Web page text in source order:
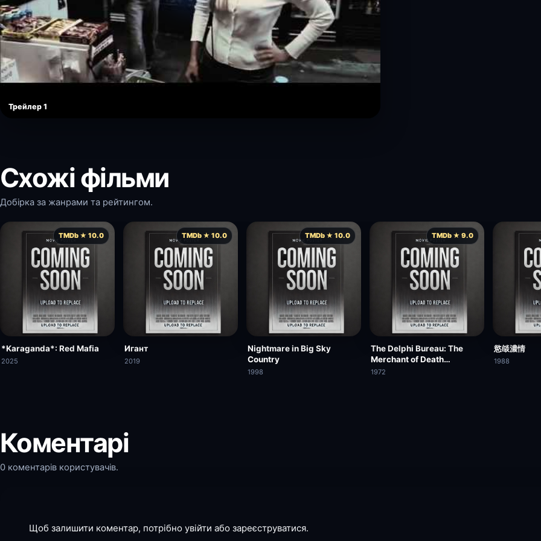
Трейлер 1
Схожі фільми
Добірка за жанрами та рейтингом.
TMDb ★ 10.0
*Karaganda*: Red Mafia
2025
TMDb ★ 10.0
Игант
2019
TMDb ★ 10.0
Nightmare in Big Sky
Country
1998
TMDb ★ 9.0
The Delphi Bureau: The
Merchant of Death
Assignment
1972
慾燄濃情
1988
Коментарі
0 коментарів користувачів.
Щоб залишити коментар, потрібно увійти або зареєструватися.